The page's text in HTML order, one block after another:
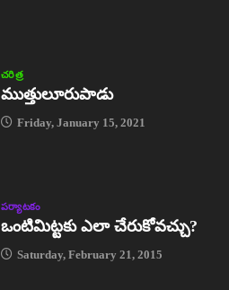
చరిత్ర
ముత్తులూరుపాడు
Friday, January 15, 2021
పర్యాటకం
ఒంటిమిట్టకు ఎలా చేరుకోవచ్చు?
Saturday, February 21, 2015